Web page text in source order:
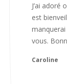
Bonjour
Je
Camille